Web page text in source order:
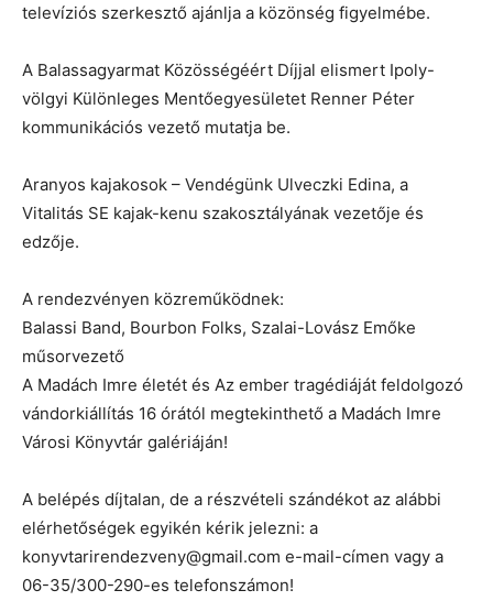
televíziós szerkesztő ajánlja a közönség figyelmébe.
A Balassagyarmat Közösségéért Díjjal elismert Ipoly-
völgyi Különleges Mentőegyesületet Renner Péter
kommunikációs vezető mutatja be.
Aranyos kajakosok – Vendégünk Ulveczki Edina, a
Vitalitás SE kajak-kenu szakosztályának vezetője és
edzője.
A rendezvényen közreműködnek:
Balassi Band, Bourbon Folks, Szalai-Lovász Emőke
műsorvezető
A Madách Imre életét és Az ember tragédiáját feldolgozó
vándorkiállítás 16 órától megtekinthető a Madách Imre
Városi Könyvtár galériáján!
A belépés díjtalan, de a részvételi szándékot az alábbi
elérhetőségek egyikén kérik jelezni: a
konyvtarirendezveny@gmail.com e-mail-címen vagy a
06-35/300-290-es telefonszámon!